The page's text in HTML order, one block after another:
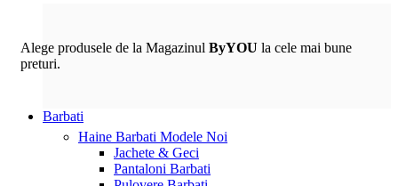
Alege produsele de la Magazinul ByYOU la cele mai bune
preturi.
Barbati
Haine Barbati Modele Noi
Jachete & Geci
Pantaloni Barbati